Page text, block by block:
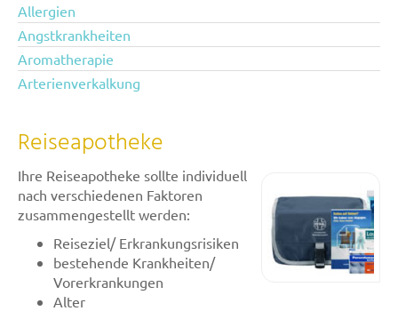
Allergien
Angstkrankheiten
Aromatherapie
Arterienverkalkung
Reiseapotheke
Ihre Reiseapotheke sollte individuell
nach verschiedenen Faktoren
zusammengestellt werden:
Reiseziel/ Erkrankungsrisiken
bestehende Krankheiten/
Vorerkrankungen
Alter